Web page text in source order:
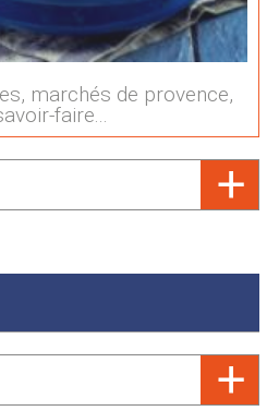
marchés de provence,
faire...